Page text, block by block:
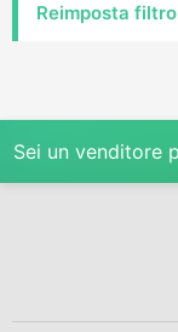
Reimposta
Sei un venditore